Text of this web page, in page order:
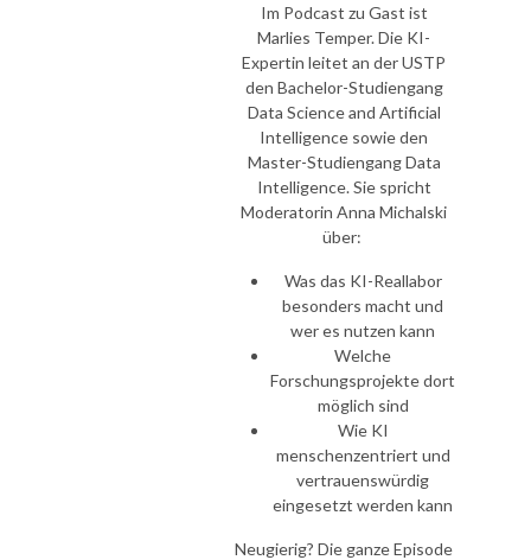
Im Podcast zu Gast ist
Marlies Temper. Die KI-
Expertin leitet an der USTP
den Bachelor-Studiengang
Data Science and Artificial
Intelligence sowie den
Master-Studiengang Data
Intelligence. Sie spricht
Moderatorin Anna Michalski
über:
Was das KI-Reallabor
besonders macht und
wer es nutzen kann
Welche
Forschungsprojekte dort
möglich sind
Wie KI
menschenzentriert und
vertrauenswürdig
eingesetzt werden kann
Neugierig? Die ganze Episode